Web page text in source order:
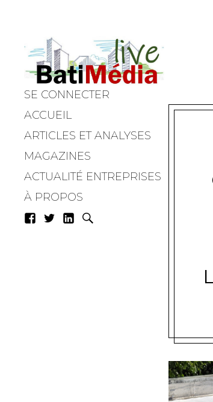
SE CONNECTER
ACCUEIL
ARTICLES ET ANALYSES
MAGAZINES
ACTUALITÉ ENTREPRISES
À PROPOS